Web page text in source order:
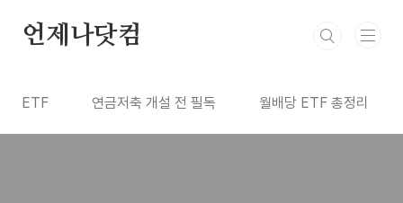
언제나닷컴
ETF 연금저축 개설 전 필독 월배당 ETF 총정리